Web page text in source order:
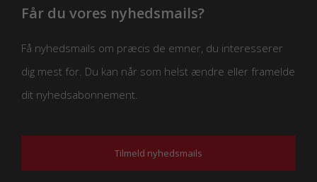
Får du vores nyhedsmails?
Få nyhedsmails om præcis de emner, du interesserer
dig mest for. Du kan når som helst ændre eller framelde
dit nyhedsabonnement.
Tilmeld nyhedsmails